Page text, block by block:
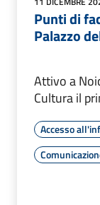
Punti di
Palazzo
Attivo a
Cultura il
Accesso